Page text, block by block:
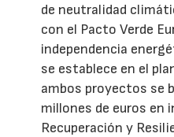
de neutralidad
con el Pacto Verde
independencia
se establece en el
ambos proyectos se
millones de euros en
Recuperación y